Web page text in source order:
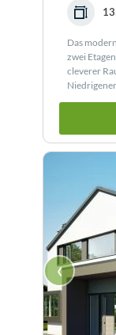
Das
zwei
cleverer
Ansprüche.
‹